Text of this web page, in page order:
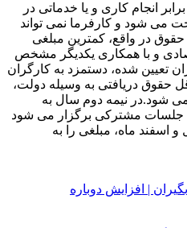
انجام کاری و یا خدماتی در
می شود و کارفرما نمی تواند
در واقع، کمترین مبلغی
و با همکاری یکدیگر مشخص
تعیین شده، دستمزد به کارگران
حقوق دریافتی به وسیله دولت،
شود.در نیمه دوم سال به
جلسات مشترکی برگزار می شود
و اسفند ماه، مبلغی را به